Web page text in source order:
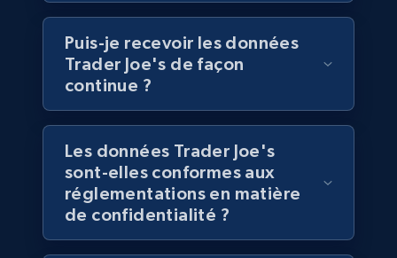
eCommerce
5.4K+ 667+
Employees business enriched dataset
URL, Profile url, Linkedin num id, Avatar, Profile
name, Certifications, Profile location, Profile
connections, and more.
Puis-je recevoir les données
Trader Joe's de façon
continue ?
Les données Trader Joe's
sont-elles conformes aux
réglementations en matière
de confidentialité ?